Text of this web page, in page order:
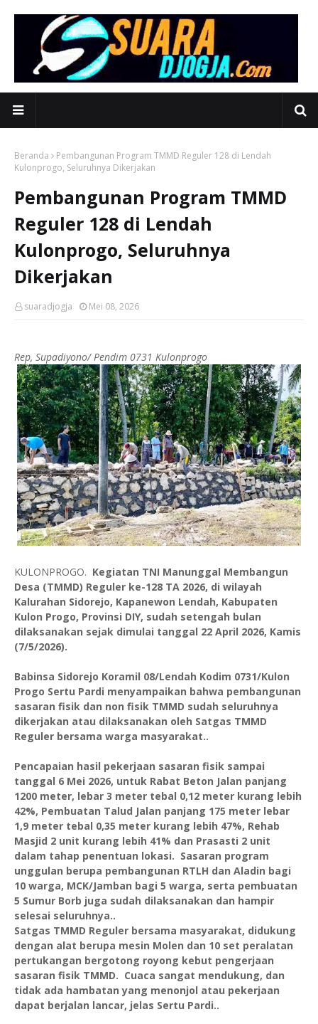
Beranda
Pembangunan Program TMMD Reguler 128 di Lendah
Kulonprogo, Seluruhnya Dikerjakan
Pembangunan Program TMMD
Reguler 128 di Lendah
Kulonprogo, Seluruhnya
Dikerjakan
suaradjogja Mei 08, 2026
Rep, Supadiyono/ Pendim 0731 Kulonprogo
KULONPROGO. Kegiatan TNI Manunggal Membangun
Desa (TMMD) Reguler ke-128 TA 2026, di wilayah
Kalurahan Sidorejo, Kapanewon Lendah, Kabupaten
Kulon Progo, Provinsi DIY, sudah setengah bulan
dilaksanakan sejak dimulai tanggal 22 April 2026, Kamis
(7/5/2026).
Babinsa Sidorejo Koramil 08/Lendah Kodim 0731/Kulon
Progo Sertu Pardi menyampaikan bahwa pembangunan
sasaran fisik dan non fisik TMMD sudah seluruhnya
dikerjakan atau dilaksanakan oleh Satgas TMMD
Reguler bersama warga masyarakat..
Pencapaian hasil pekerjaan sasaran fisik sampai
tanggal 6 Mei 2026, untuk Rabat Beton Jalan panjang
1200 meter, lebar 3 meter tebal 0,12 meter kurang lebih
42%, Pembuatan Talud Jalan panjang 175 meter lebar
1,9 meter tebal 0,35 meter kurang lebih 47%, Rehab
Masjid 2 unit kurang lebih 41% dan Prasasti 2 unit
dalam tahap penentuan lokasi. Sasaran program
unggulan berupa pembangunan RTLH dan Aladin bagi
10 warga, MCK/Jamban bagi 5 warga, serta pembuatan
5 Sumur Borb juga sudah dilaksanakan dan hampir
selesai seluruhnya..
Satgas TMMD Reguler bersama masyarakat, didukung
dengan alat berupa mesin Molen dan 10 set peralatan
pertukangan bergotong royong kebut pengerjaan
sasaran fisik TMMD. Cuaca sangat mendukung, dan
tidak ada hambatan yang menonjol atau pekerjaan
dapat berjalan lancar, jelas Sertu Pardi..